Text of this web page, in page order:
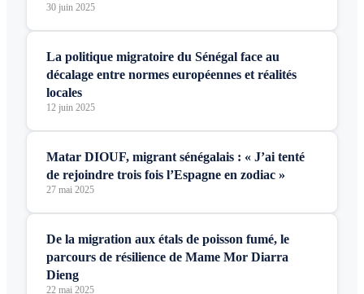
30 juin 2025
La politique migratoire du Sénégal face au
décalage entre normes européennes et réalités
locales
12 juin 2025
Matar DIOUF, migrant sénégalais : « J’ai tenté
de rejoindre trois fois l’Espagne en zodiac »
27 mai 2025
De la migration aux étals de poisson fumé, le
parcours de résilience de Mame Mor Diarra
Dieng
22 mai 2025